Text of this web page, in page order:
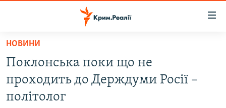
Перейти
основного
матеріалу
Перейти
до
ВІДЕО ТА ФОТО
НОВИНИ
Поклонська поки що не
проходить до Держдуми Росії –
політолог